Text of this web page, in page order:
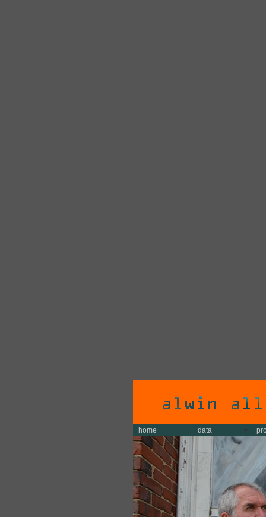
home data